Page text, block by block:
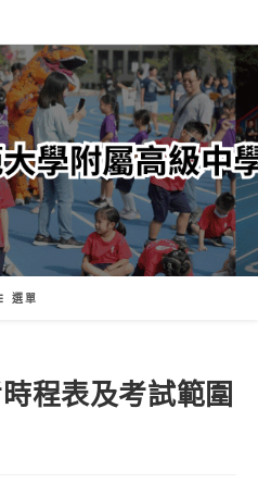
選單
程表及考試範圍